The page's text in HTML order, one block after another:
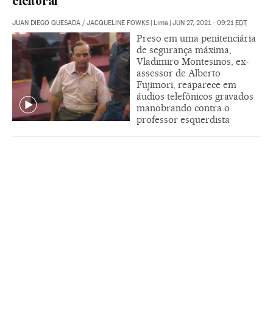
JUAN DIEGO QUESADA / JACQUELINE FOWKS | Lima | JUN 27, 2021 - 09:21EDT
Preso em uma penitenciária
de segurança máxima,
Vladimiro Montesinos, ex-
assessor de Alberto
Fujimori, reaparece em
áudios telefônicos gravados
manobrando contra o
professor esquerdista